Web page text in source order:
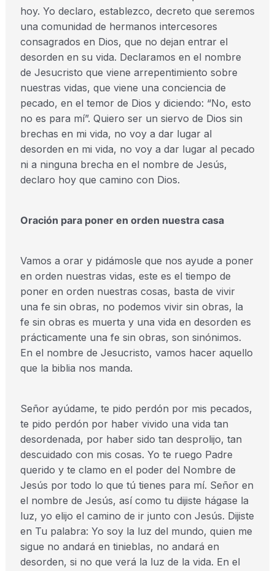
hoy. Yo declaro, establezco, decreto que seremos
una comunidad de hermanos intercesores
consagrados en Dios, que no dejan entrar el
desorden en su vida. Declaramos en el nombre
de Jesucristo que viene arrepentimiento sobre
nuestras vidas, que viene una conciencia de
pecado, en el temor de Dios y diciendo: “No, esto
no es para mí”. Quiero ser un siervo de Dios sin
brechas en mi vida, no voy a dar lugar al
desorden en mi vida, no voy a dar lugar al pecado
ni a ninguna brecha en el nombre de Jesús,
declaro hoy que camino con Dios.
Oración para poner en orden nuestra casa
Vamos a orar y pidámosle que nos ayude a poner
en orden nuestras vidas, este es el tiempo de
poner en orden nuestras cosas, basta de vivir
una fe sin obras, no podemos vivir sin obras, la
fe sin obras es muerta y una vida en desorden es
prácticamente una fe sin obras, son sinónimos.
En el nombre de Jesucristo, vamos hacer aquello
que la biblia nos manda.
Señor ayúdame, te pido perdón por mis pecados,
te pido perdón por haber vivido una vida tan
desordenada, por haber sido tan desprolijo, tan
descuidado con mis cosas. Yo te ruego Padre
querido y te clamo en el poder del Nombre de
Jesús por todo lo que tú tienes para mí. Señor en
el nombre de Jesús, así como tu dijiste hágase la
luz, yo elijo el camino de ir junto con Jesús. Dijiste
en Tu palabra: Yo soy la luz del mundo, quien me
sigue no andará en tinieblas, no andará en
desorden, si no que verá la luz de la vida. En el